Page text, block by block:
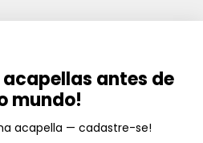
antes de
mundo!
acapella — cadastre-se!